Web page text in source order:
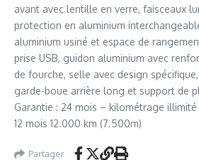
avant avec lentille en verre, faisceaux
protection en aluminium
aluminium usiné et espace de
prise USB, guidon aluminium avec
de fourche, selle avec design
garde-boue arrière long et support de
Garantie : 24 mois – kilométrage
12 mois 12.000 km (7.500m)
Partager